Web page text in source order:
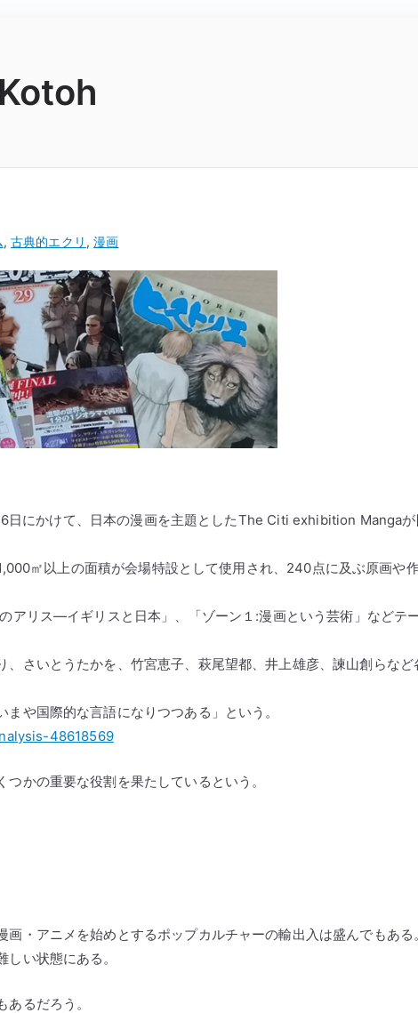
, 古典的エクリ ,漫画
日にかけて、日本の漫画を主題としたThe Citi exhibition Mangaが
㎡以上の面積が会場特設として使用され、240点に及ぶ原画や
アリス―イギリスと日本」、「ゾーン１:漫画という芸術」などテ
さいとうたかを、竹宮恵子、萩尾望都、井上雄彦、諫山創らなど
や国際的な言語になりつつある」という。
48618569
かの重要な役割を果たしているという。
・アニメを始めとするポップカルチャーの輸出入は盛んでもある
い状態にある。
るだろう。